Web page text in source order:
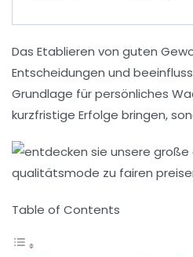
Das Etablieren von guten
Entscheidungen und
Grundlage für persönliches
kurzfristige Erfolge bringen,
Table of Contents